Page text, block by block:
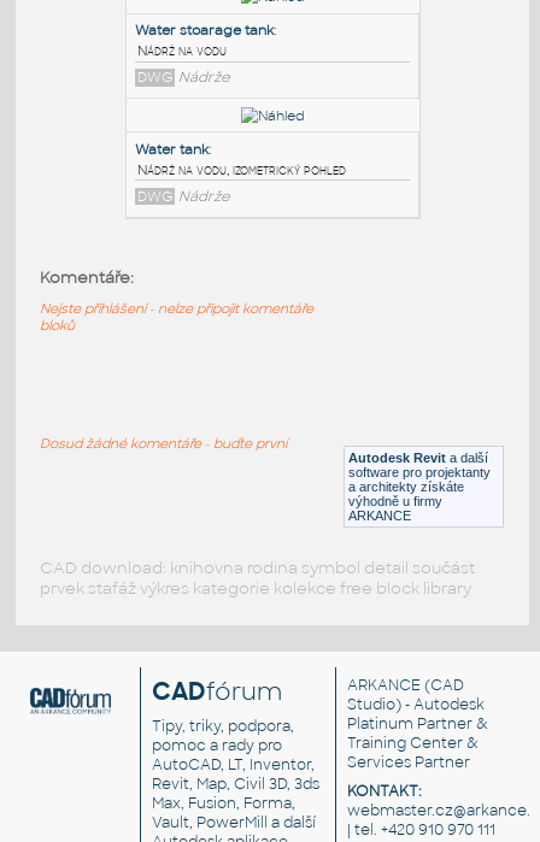
Nádrž na vodu, 1000 litrů
RFA Nádrže
RW Harvesting Tank:
Sběrná nádrž na dešťovou vodu
DWG Nádrže
Nádrže
Autodesk Revit a další
software pro projektanty
a architekty získáte
výhodně u firmy
ARKANCE
Komentáře:
Nejste přihlášeni - nelze připojit komentáře
bloků
Dosud žádné komentáře - buďte první
CAD download: knihovna rodina symbol detail součást
prvek stafáž výkres kategorie kolekce free block library
CADfórum
Tipy, triky, podpora,
pomoc a rady pro
AutoCAD, LT, Inventor,
Revit, Map, Civil 3D, 3ds
Max, Fusion, Forma,
Vault, PowerMill a další
ARKANCE (CAD
Studio) - Autodesk
Platinum Partner &
Training Center &
Services Partner
KONTAKT:
| tel. +420 910 970 111